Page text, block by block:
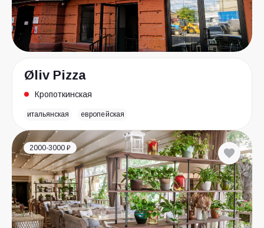
Øliv Pizza
Кропоткинская
итальянская европейская
2000-3000 ₽